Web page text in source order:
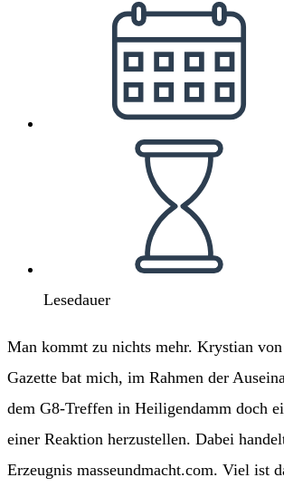
veröffentlicht:
Lesedauer
Man kommt zu nichts mehr. Krystian
Gazette bat mich, im Rahmen der
dem G8-Treffen in Heiligendamm doch
einer Reaktion herzustellen. Dabei
Erzeugnis masseundmacht.com. Viel ist